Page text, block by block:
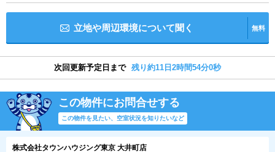
立地や周辺環境について聞く 無料
次回更新予定日まで 残り約11日2時間53分59秒
この物件にお問合せする
この物件を見たい、空室状況を知りたいなど
株式会社タウンハウジング東京 大井町店